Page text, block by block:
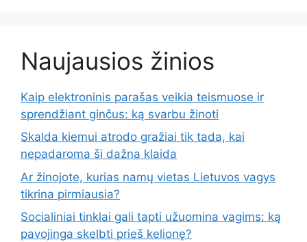
Naujausios žinios
Kaip elektroninis parašas veikia teismuose ir
sprendžiant ginčus: ką svarbu žinoti
Skalda kiemui atrodo gražiai tik tada, kai
nepadaroma ši dažna klaida
Ar žinojote, kurias namų vietas Lietuvos vagys
tikrina pirmiausia?
Socialiniai tinklai gali tapti užuomina vagims: ką
pavojinga skelbti prieš kelionę?